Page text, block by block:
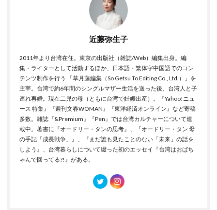
近藤弥生子
2011年より台湾在住。東京の出版社（雑誌/Web）編集出身。編
集・ライターとして活動するほか、日本語・繁体字中国語でのコン
テンツ制作を行う 「草月藤編集（So Getsu To Editing Co., Ltd.）」を
主宰。台湾で約6年間のシングルマザー生活を送った後、台湾人と子
連れ再婚。現在二児の母（ともに台湾で妊娠出産）。『Yahoo!ニュ
ース 特集』『週刊文春WOMAN』『東洋経済オンライン』など寄稿
多数。雑誌『&Premium』『Pen』では台湾カルチャーについて連
載中。著書に『オードリー・タンの思考』、『オードリー・タン 母
の手記「成長戦争」』、『まだ誰も見たことのない「未来」の話を
しよう』、台湾暮らしについて綴った初のエッセイ『台湾はおばち
ゃんで回ってる?!』がある。